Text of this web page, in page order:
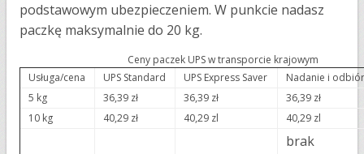
podstawowym ubezpieczeniem. W punkcie nadasz
paczkę maksymalnie do 20 kg.
Ceny paczek UPS w transporcie krajowym
Usługa/cena
UPS Standard UPS Express Saver
Nadanie i
5 kg
36,39 zł 36,39 zł
36,39 zł
10 kg
40,29 zł 40,29 zl 40,29 zl
brak